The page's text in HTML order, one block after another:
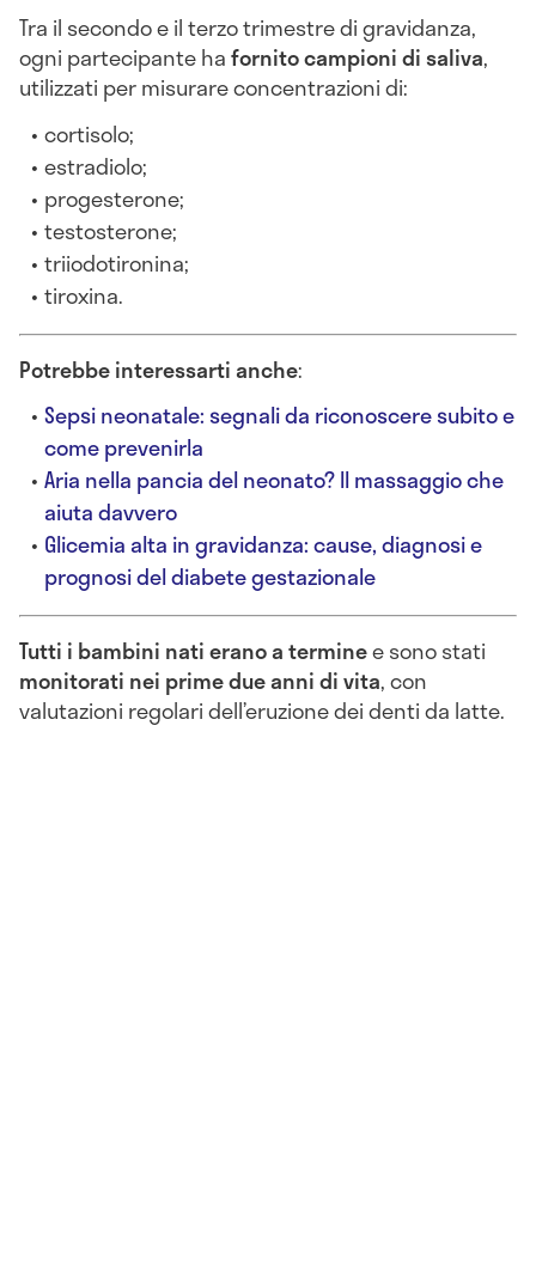
Tra il secondo e il terzo trimestre di gravidanza,
ogni partecipante hafornito campioni di saliva,
utilizzati per misurare concentrazioni di:
cortisolo;
estradiolo;
progesterone;
testosterone;
triiodotironina;
tiroxina.
Potrebbe interessarti anche:
Sepsi neonatale: segnali da riconoscere subito e
come prevenirla
Aria nella pancia del neonato? Il massaggio che
aiuta davvero
Glicemia alta in gravidanza: cause, diagnosi e
prognosi del diabete gestazionale
Tutti i bambini nati erano a terminee sono stati
monitorati nei prime due anni di vita, con
valutazioni regolari dell’eruzione dei denti da latte.